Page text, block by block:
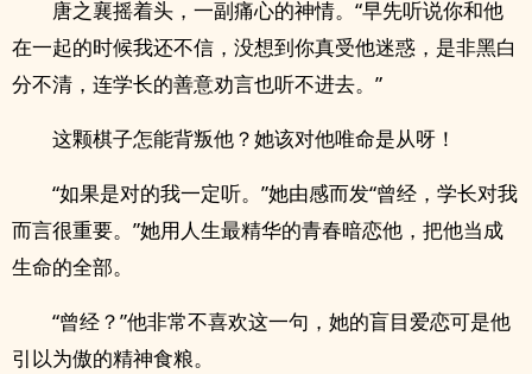
唐之襄摇着头，一副痛心的神情。“早先听说你和他
在一起的时候我还不信，没想到你真受他迷惑，是非黑白
分不清，连学长的善意劝言也听不进去。”
这颗棋子怎能背叛他？她该对他唯命是从呀！
“如果是对的我一定听。”她由感而发“曾经，学长对我
而言很重要。”她用人生最精华的青春暗恋他，把他当成
生命的全部。
“曾经？”他非常不喜欢这一句，她的盲目爱恋可是他
引以为傲的精神食粮。